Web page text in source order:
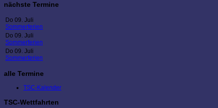
nächste Termine
Do 09. Juli
Sommerferien
Do 09. Juli
Sommerferien
Do 09. Juli
Sommerferien
alle Termine
TSC-Kalender
TSC-Wettfahrten